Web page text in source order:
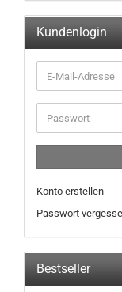
Kundenlogin
Konto erstellen
Passwort
Bestseller